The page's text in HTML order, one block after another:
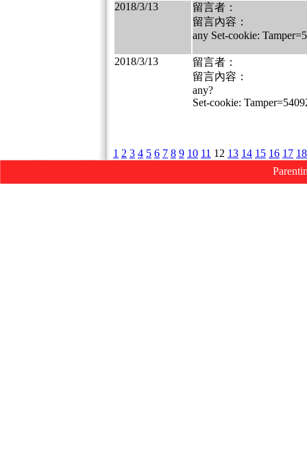
2018/3/13
留言者：
留言內容：
any Set-cookie:
2018/3/13
留言者：
留言內容：
any?
Set-cookie:
1 2 3 4 5 6 7 8 9 10 11 12 13 14 15 16 17 18